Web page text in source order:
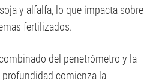
y alfalfa, lo que impacta sobre
fertilizados.